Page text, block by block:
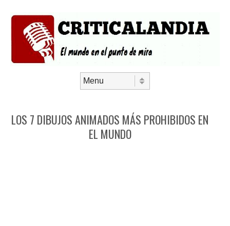
LOS 7 DIBUJOS ANIMADOS MÁS PROHIBIDOS EN
EL MUNDO